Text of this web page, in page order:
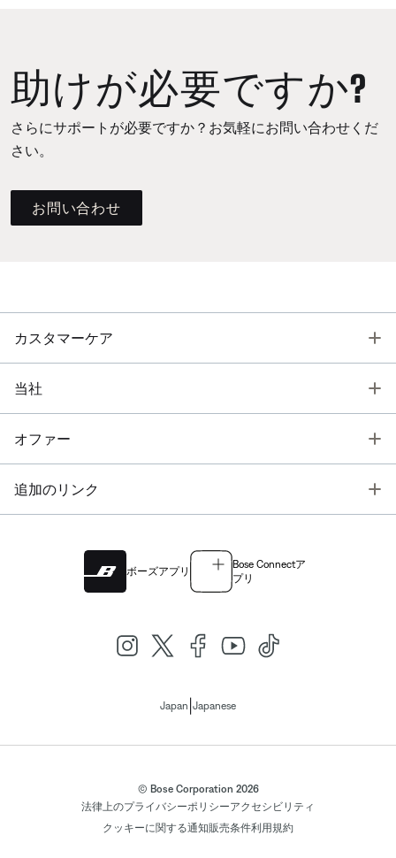
助けが必要ですか?
さらにサポートが必要ですか？お気軽にお問い合わせくだ
さい。
お問い合わせ
カスタマーケア
当社
オファー
追加のリンク
ボーズアプリ
Bose Connectア
プリ
Japan Japanese
© Bose Corporation 2026
法律上のプライバシーポリシーアクセシビリティ
クッキーに関する通知販売条件利用規約